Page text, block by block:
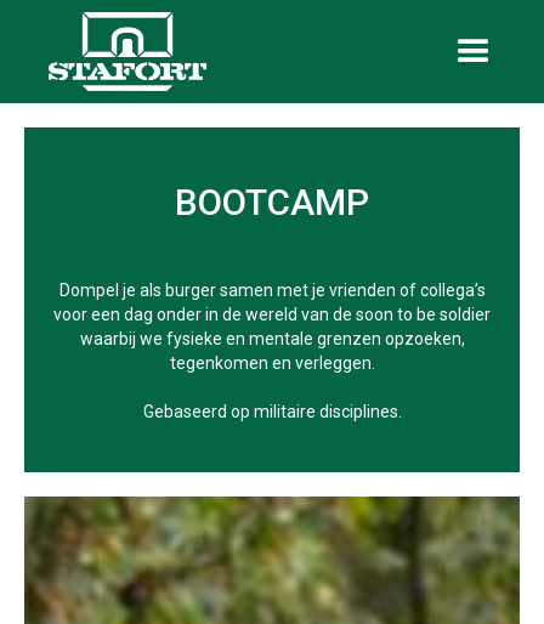
BOOTCAMP
Dompel je als burger samen met je vrienden of collega’s
voor een dag onder in de wereld van de soon to be soldier
waarbij we fysieke en mentale grenzen opzoeken,
tegenkomen en verleggen.
Gebaseerd op militaire disciplines.